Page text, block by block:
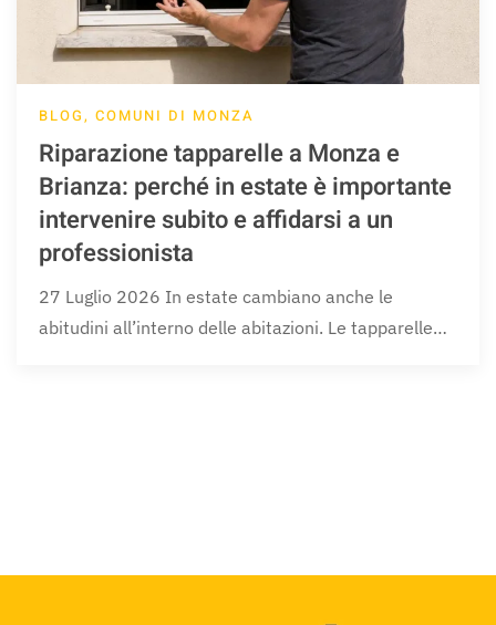
BLOG, COMUNI DI MONZA
Riparazione tapparelle a Monza e
Brianza: perché in estate è importante
intervenire subito e affidarsi a un
professionista
27 Luglio 2026 In estate cambiano anche le
abitudini all’interno delle abitazioni. Le tapparelle…